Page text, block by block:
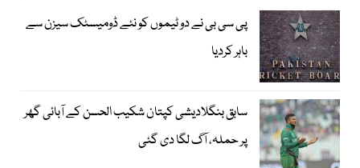
پی سی بی نے دو ٹیموں کو نئے ڈومیسٹک سیزن سے
باہر کردیا
سابق بنگلادیشی کپتان شکیب الحسن کے آبائی گھر
پر حملہ، آگ لگا دی گئی